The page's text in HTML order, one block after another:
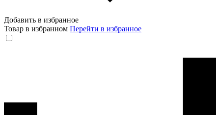
Добавить в избранное
Товар в избранном Перейти в избранное